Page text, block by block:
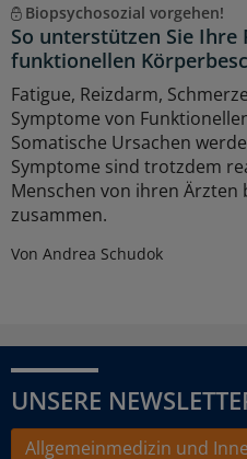
Biopsychosozial vorgehen!
So unterstützen Sie Ihre
funktionellen
Fatigue, Reizdarm,
Symptome von
Somatische Ursachen
Symptome sind trotzdem
Menschen von ihren Ärzten
zusammen.
Von Andrea Schudok
UNSERE
Allgemeinmedizin und